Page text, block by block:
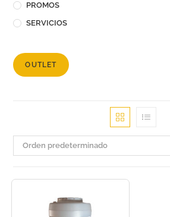
PROMOS
SERVICIOS
OUTLET
Orden predeterminado